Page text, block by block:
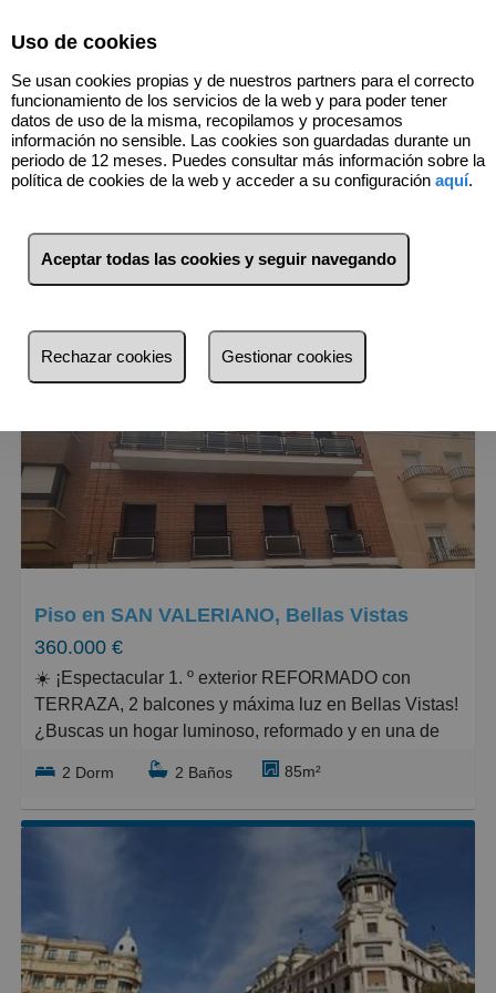
660169477
4 Inmuebles Madrid (Madrid)
más reciente
Menos reciente
Caros
Pequeños
Grandes
Piso en SAN VALERIANO, Bellas Vistas
360.000 €
☀️ ¡Espectacular 1. º exterior REFORMADO con
TERRAZA, 2 balcones y máxima luz en Bellas Vistas!
¿Buscas un hogar luminoso, reformado y en una de
las zonas con mayor proyección de Madrid? Este
fantástico piso en primera planta, totalmente exterior,
combina el encanto de los balcones a la calle con el
confort de una reforma reciente. ¡Listo para entrar a
� Características destacadas de la vivienda
Luz y orientación inmejorable: Salón independiente
repleto de luz natural.
2 Dorm 2 Baños 85m²
Uso de cookies
Se usan cookies propias y de nuestros partners para el correcto
funcionamiento de los servicios de la web y para poder tener
datos de uso de la misma, recopilamos y procesamos
información no sensible. Las cookies son guardadas durante un
periodo de 12 meses. Puedes consultar más información sobre la
política de cookies de la web y acceder a su configuración aquí.
Aceptar todas las cookies y seguir navegando
Rechazar cookies Gestionar cookies